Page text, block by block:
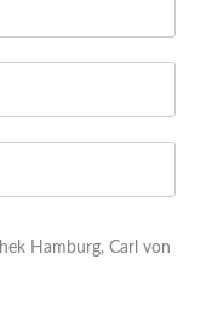
Hamburg, Carl von